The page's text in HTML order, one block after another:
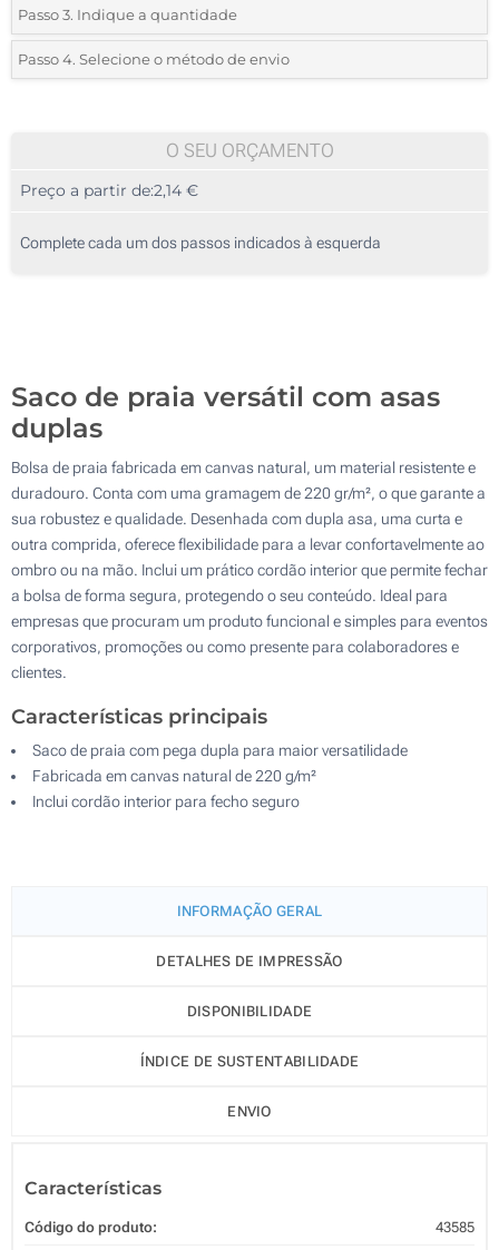
*Selecione o tipo de marcação e as cores do logotipo:
1 Cor (Num lado)
Passo 3. Indique a quantidade
*Quantidade mínima:10
20
50
Passo 4. Selecione o método de envio
O SEU ORÇAMENTO
Preço a partir de:2,14 €
Complete cada um dos passos indicados à esquerda
Saco de praia versátil com asas
duplas
Bolsa de praia fabricada em canvas natural, um material resistente e
duradouro. Conta com uma gramagem de 220 gr/m², o que garante a
sua robustez e qualidade. Desenhada com dupla asa, uma curta e
outra comprida, oferece flexibilidade para a levar confortavelmente ao
ombro ou na mão. Inclui um prático cordão interior que permite fechar
a bolsa de forma segura, protegendo o seu conteúdo. Ideal para
empresas que procuram um produto funcional e simples para eventos
corporativos, promoções ou como presente para colaboradores e
clientes.
Características principais
Saco de praia com pega dupla para maior versatilidade
Fabricada em canvas natural de 220 g/m²
Inclui cordão interior para fecho seguro
INFORMAÇÃO GERAL
DETALHES DE IMPRESSÃO
DISPONIBILIDADE
ÍNDICE DE SUSTENTABILIDADE
ENVIO
Características
Código do produto: 43585